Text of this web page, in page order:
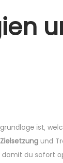
ist,
und
du sofort